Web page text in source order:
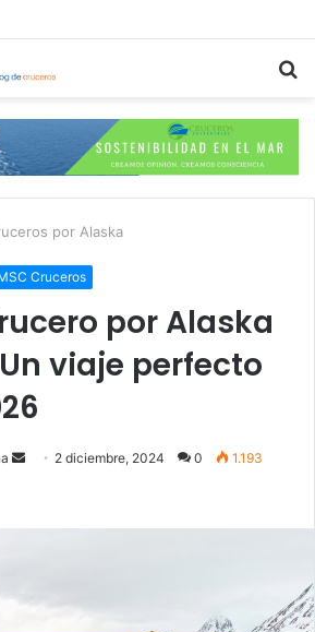
por Alaska
Cruceros
por Alaska
viaje perfecto
Send 2 diciembre, 2024 0 1.193